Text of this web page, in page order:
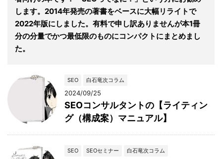
します。2014年発売の著書をベースに大幅リライトで
2022年版にしました。有料で申し訳ありませんが本1冊
分の分量でかつ最低限のものにコンパクトにまとめまし
た。
SEO 白石竜次コラム
2024/09/25
SEOコンサルタントの【ライティン
グ（構成案）マニュアル】
SEO SEOセミナー 白石竜次コラム